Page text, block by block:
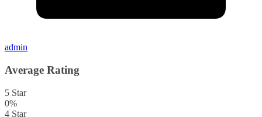
admin
Average Rating
5 Star
0%
4 Star